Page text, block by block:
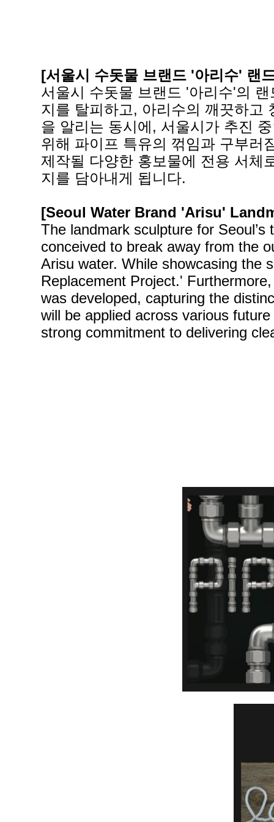
[서울시 수돗물 브랜드 '아리수' 랜
서울시 수돗물 브랜드 '아리수'의
지를 탈피하고, 아리수의 깨끗하고
을 알리는 동시에, 서울시가 추진
위해 파이프 특유의 꺾임과 구부러
제작될 다양한 홍보물에 전용 서체
지를 담아내게 됩니다.
[Seoul Water Brand 'Arisu'
The landmark sculpture for
conceived to break away from the
Arisu water. While showcasing the
Replacement Project.'
was developed, capturing the
will be applied across various
strong commitment to delivering